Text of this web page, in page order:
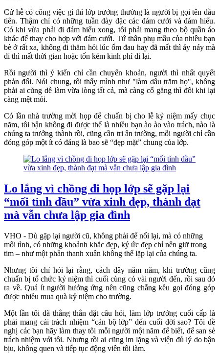
Cứ hễ có công việc gì thì lớp trưởng thường là người bị gọi tên đầu
tiên. Thậm chí có những tuần dày đặc các đám cưới và đám hiếu.
Có khi vừa phải đi đám hiếu xong, tôi phải mang theo bộ quần áo
khác để thay cho hợp với đám cưới. Tứ thân phụ mẫu của nhiều bạn
bè ở rất xa, không đi thăm hỏi lúc ốm đau hay đã mất thì áy náy mà
đi thì mất thời gian hoặc tốn kém kinh phí đi lại.
Rồi người thì ý kiến chỉ cần chuyển khoản, người thì nhất quyết
phản đối. Nói chung, tôi thấy mình như "làm dâu trăm họ", không
phải ai cũng dễ làm vừa lòng tất cả, mà càng cố gắng thì đôi khi lại
càng mệt mỏi.
Có lần nhà trường mời họp để chuẩn bị cho lễ kỷ niệm mấy chục
năm, tôi bận không đi được thế là nhiều bạn ào ào vào trách, nào là
chúng ta trưởng thành rồi, cũng cần tri ân trường, mỗi người chỉ cần
đóng góp một ít có đáng là bao sẽ “đẹp mặt” chung của lớp.
Lo lắng vì chồng đi họp lớp sẽ gặp lại
“mối tình đầu” vừa xinh đẹp, thành đạt
mà vẫn chưa lập gia đình
VHO - Dù gặp lại người cũ, không phải để nối lại, mà có những
mối tình, có những khoảnh khắc đẹp, ký ức đẹp chỉ nên giữ trong
tim – như một phần thanh xuân không thể lặp lại của chúng ta.
Nhưng tôi chỉ hỏi lại rằng, cách đây năm năm, khi trường cũng
chuẩn bị tổ chức kỷ niệm thì cuối cùng có vài người đến, rồi sau đó
ra về. Quá ít người hưởng ứng nên cũng chẳng kêu gọi đóng góp
được nhiều mua quà kỷ niệm cho trường.
Một lần tôi đã thẳng thắn đặt câu hỏi, làm lớp trưởng cuối cấp là
phải mang cái trách nhiệm “cán bộ lớp” đến cuối đời sao? Tôi đề
nghị các bạn hãy làm thay tôi mỗi người một năm để biết, để san sẻ
trách nhiệm với tôi. Nhưng rồi ai cũng im lặng và viện đủ lý do bận
bịu, không quen và tiếp tục động viên tôi làm.